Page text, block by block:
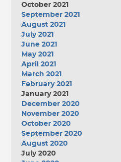
October 2021
September 2021
August 2021
July 2021
June 2021
May 2021
April 2021
March 2021
February 2021
January 2021
December 2020
November 2020
October 2020
September 2020
August 2020
July 2020